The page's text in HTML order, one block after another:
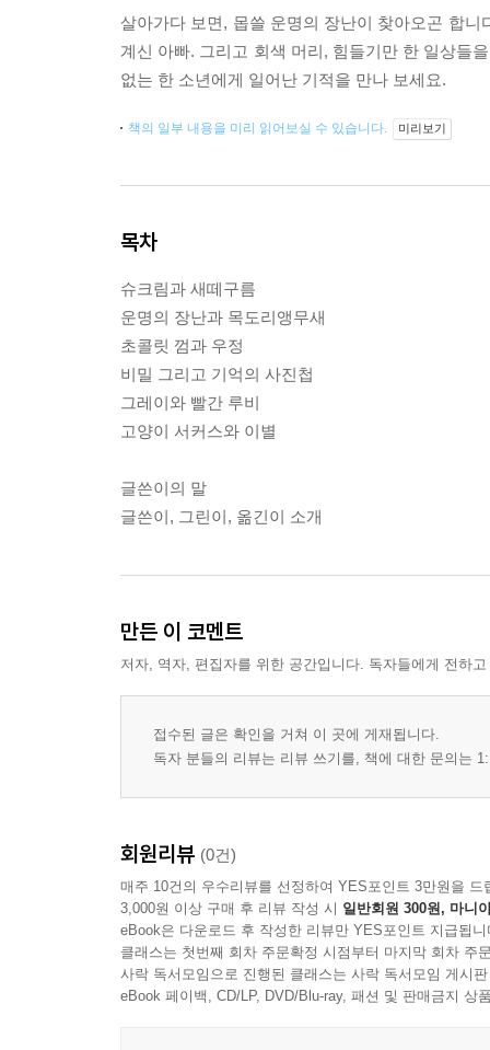
살아가다 보면, 몹쓸 운명의 장난이 찾아오곤 합
계신 아빠. 그리고 회색 머리, 힘들기만 한 일상들
없는 한 소년에게 일어난 기적을 만나 보세요.
책의 일부 내용을 미리 읽어보실 수 있습니다. 미리보기
목차
슈크림과 새떼구름
운명의 장난과 목도리앵무새
초콜릿 껌과 우정
비밀 그리고 기억의 사진첩
그레이와 빨간 루비
고양이 서커스와 이별
글쓴이의 말
글쓴이, 그린이, 옮긴이 소개
만든 이 코멘트
저자, 역자, 편집자를 위한 공간입니다. 독자들에게 전하
접수된 글은 확인을 거쳐 이 곳에 게재됩니다.
독자 분들의 리뷰는 리뷰 쓰기를, 책에 대한 문의는
회원리뷰 (0건)
매주 10건의 우수리뷰를 선정하여 YES포인트 3만원을 드
3,000원 이상 구매 후 리뷰 작성 시 일반회원 300원, 마니
eBook은 다운로드 후 작성한 리뷰만 YES포인트 지급됩니
클래스는 첫번째 회차 주문확정 시점부터 마지막 회차 주
사락 독서모임으로 진행된 클래스는 사락 독서모임 게시
eBook 페이백, CD/LP, DVD/Blu-ray, 패션 및 판매금지 상